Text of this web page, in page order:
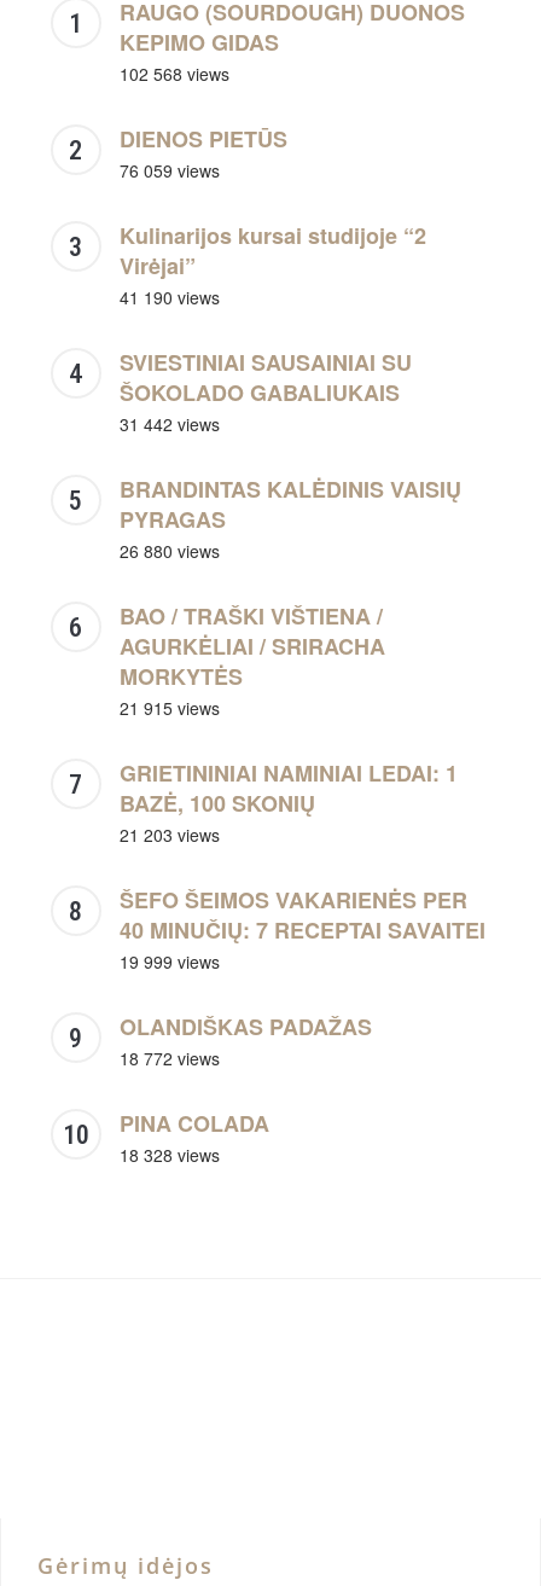
RAUGO (SOURDOUGH) DUONOS
KEPIMO GIDAS
102 568 views
DIENOS PIETŪS
76 059 views
Kulinarijos kursai studijoje “2
Virėjai”
41 190 views
SVIESTINIAI SAUSAINIAI SU
ŠOKOLADO GABALIUKAIS
31 442 views
BRANDINTAS KALĖDINIS VAISIŲ
PYRAGAS
26 880 views
BAO / TRAŠKI VIŠTIENA /
AGURKĖLIAI / SRIRACHA
MORKYTĖS
21 915 views
GRIETININIAI NAMINIAI LEDAI: 1
BAZĖ, 100 SKONIŲ
21 203 views
ŠEFO ŠEIMOS VAKARIENĖS PER
40 MINUČIŲ: 7 RECEPTAI SAVAITEI
19 999 views
OLANDIŠKAS PADAŽAS
18 772 views
PINA COLADA
18 328 views
Gėrimų idėjos